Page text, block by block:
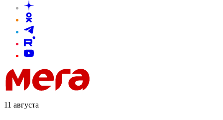
11 августа